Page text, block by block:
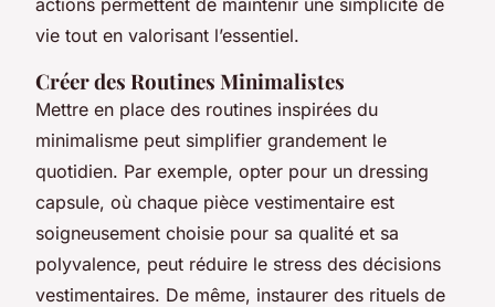
vie tout en valorisant l’essentiel.
Créer des Routines Minimalistes
Mettre en place des routines inspirées du
minimalisme peut simplifier grandement le
quotidien. Par exemple, opter pour un dressing
capsule, où chaque pièce vestimentaire est
soigneusement choisie pour sa qualité et sa
polyvalence, peut réduire le stress des décisions
vestimentaires. De même, instaurer des rituels de